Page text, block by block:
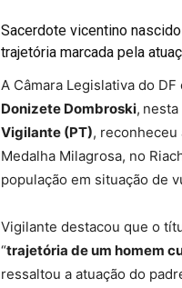
Sacerdote vicentino
trajetória marcada pela
A Câmara Legislativa do
Donizete Dombroski,
Vigilante (PT), reconheceu
Medalha Milagrosa, no
população em situação de
Vigilante destacou que o
“trajetória de um homem
ressaltou a atuação do